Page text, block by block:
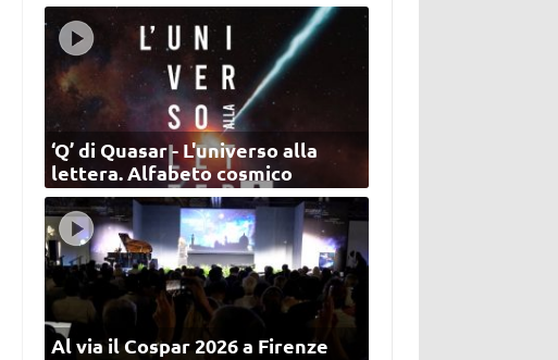
‘Q’ di Quasar - L'universo alla
lettera. Alfabeto cosmico
Al via il Cospar 2026 a Firenze